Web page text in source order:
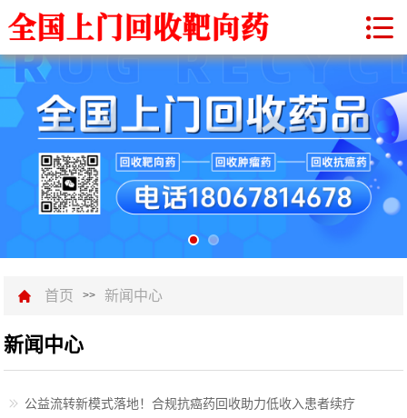
首页 >> 新闻中心
新闻中心
公益流转新模式落地！合规抗癌药回收助力低收入患者续疗